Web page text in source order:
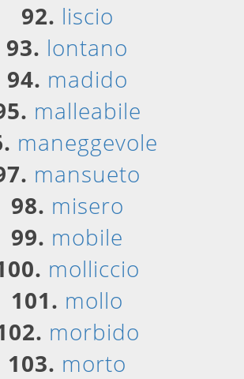
92. liscio
93. lontano
94. madido
malleabile
maneggevole
mansueto
98. misero
99. mobile
molliccio
101. mollo
morbido
103. morto